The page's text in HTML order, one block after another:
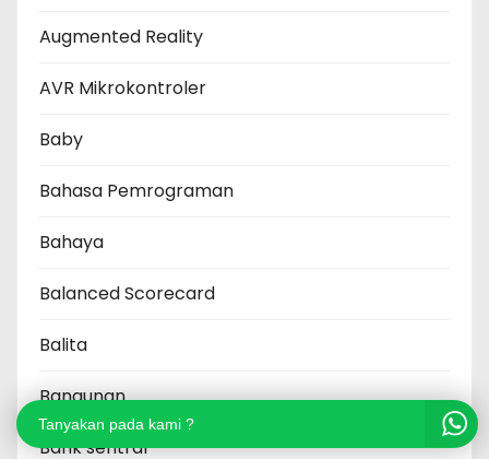
Augmented Reality
AVR Mikrokontroler
Baby
Bahasa Pemrograman
Bahaya
Balanced Scorecard
Balita
Bangunan
Bank sentral
Tanyakan pada kami ?